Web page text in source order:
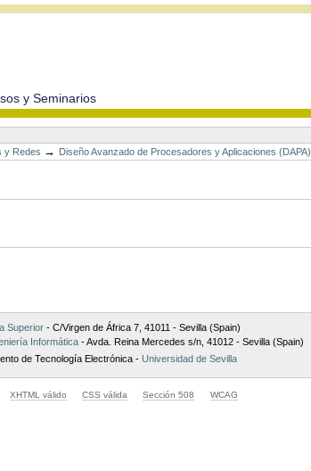
y Seminarios
y Redes → Diseño Avanzado de Procesadores y Aplicaciones (DAPA)
Superior- C/Virgen de África 7, 41011 - Sevilla (Spain)
Informática- Avda. Reina Mercedes s/n, 41012 - Sevilla (Spain)
de Tecnología Electrónica - Universidad de Sevilla
XHTML válido CSS válida Sección 508 WCAG